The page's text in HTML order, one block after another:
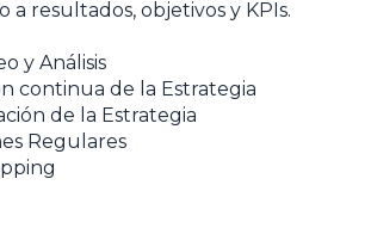
a resultados, objetivos y KPIs.
y Análisis
continua de la Estrategia
de la Estrategia
Regulares